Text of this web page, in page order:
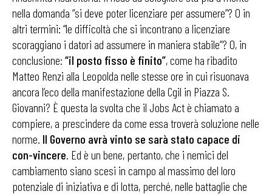
nella domanda “si deve poter licenziare per assumere”? O in
altri termini: “le difficoltà che si incontrano a licenziare
scoraggiano i datori ad assumere in maniera stabile”? O, in
conclusione: “il posto fisso è finito”, come ha ribadito
Matteo Renzi alla Leopolda nelle stesse ore in cui risuonava
ancora l’eco della manifestazione della Cgil in Piazza S.
Giovanni? È questa la svolta che il Jobs Act è chiamato a
compiere, a prescindere da come essa troverà soluzione nelle
norme. Il Governo avrà vinto se sarà stato capace di
con-vincere. Ed è un bene, pertanto, che i nemici del
cambiamento siano scesi in campo al massimo del loro
potenziale di iniziativa e di lotta, perché, nelle battaglie che